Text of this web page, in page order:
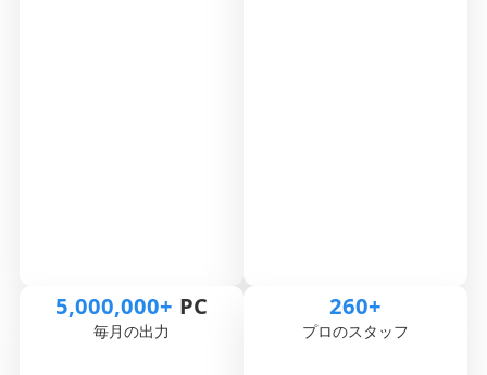
5,000,000+ PC
毎月の出力
260+
プロのスタッフ